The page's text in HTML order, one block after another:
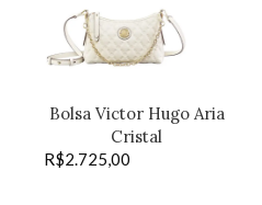
Bolsa Victor Hugo Aria
Cristal
R$2.725,00